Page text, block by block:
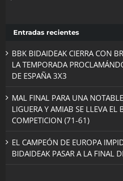
Entradas recientes
BBK BIDAIDEAK CIERRA CON
LA TEMPORADA
DE ESPAÑA 3X3
MAL FINAL PARA UNA
LIGUERA Y AMIAB SE LLEVA EL
COMPETICION (71-61)
EL CAMPEÓN DE EUROPA
BIDAIDEAK PASAR A LA FINAL